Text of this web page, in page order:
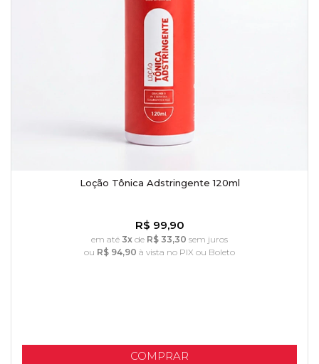
Loção Tônica Adstringente 120ml
R$ 99,90
em até 3x de R$ 33,30 sem juros
ou R$ 94,90 à vista no PIX ou Boleto
COMPRAR